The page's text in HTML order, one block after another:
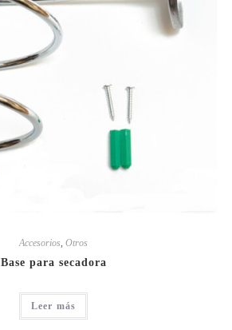
Accesorios Otros
Base para secadora
Leer más